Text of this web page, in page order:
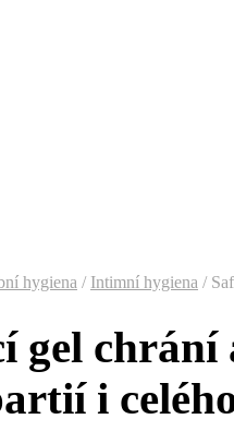
hygiena / Intimní hygiena /
gel
i